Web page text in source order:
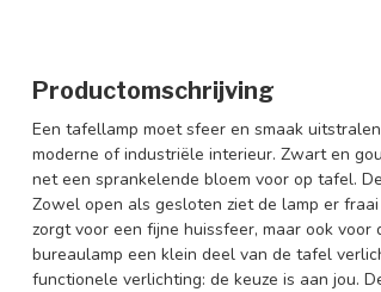
Productomschrijving
Een tafellamp moet sfeer en smaak
moderne of industriële interieur. Zwart en
net een sprankelende bloem voor op tafel.
Zowel open als gesloten ziet de lamp er
zorgt voor een fijne huissfeer, maar ook
bureaulamp een klein deel van de tafel
functionele verlichting: de keuze is aan jou.